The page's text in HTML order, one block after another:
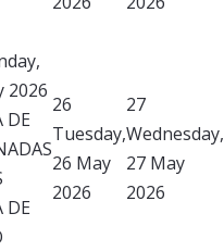
2026
DE
DE
26
Tuesday,
26 May
2026
27
Wednesday,
27 May
2026